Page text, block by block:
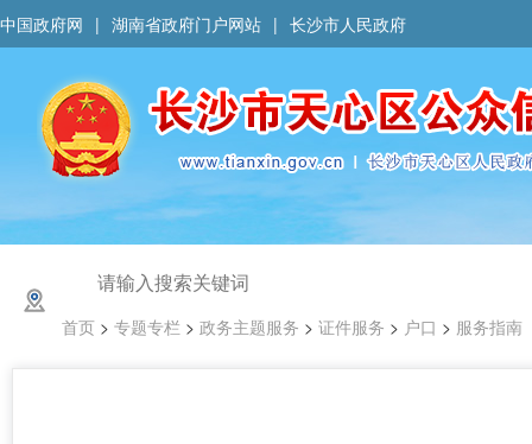
中国政府网 | 湖南省政府门户网站 | 长沙市人民政府
首页 > 专题专栏 > 政务主题服务 > 证件服务 > 户口 > 服务指南